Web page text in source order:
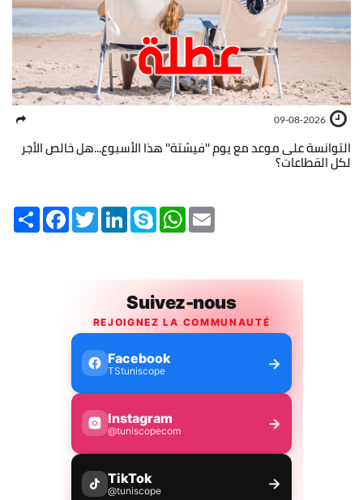
09-08-2026
التوانسة على موعد مع يوم ''فيشتة'' هذا الأسبوع...هل خالص الأجر
لكل القطاعات؟
Share FacebookTwitterLinkedInSkype WhatsApp